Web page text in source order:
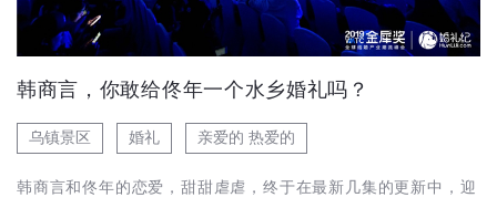
韩商言，你敢给佟年一个水乡婚礼吗？
乌镇景区 婚礼 亲爱的 热爱的
韩商言和佟年的恋爱，甜甜虐虐，终于在最新几集的更新中，迎